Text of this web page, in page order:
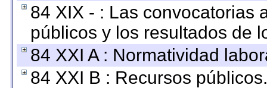
84 XIX - : Las convocatorias
públicos y los resultados de
84 XXI A : Normatividad
84 XXI B : Recursos públicos.